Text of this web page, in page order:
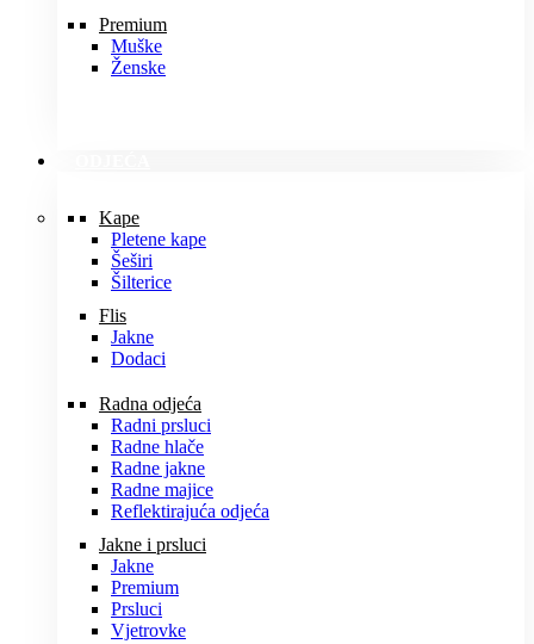
Premium
Muške
Ženske
Kape
Pletene kape
Šeširi
Šilterice
Flis
Jakne
Dodaci
Radna odjeća
Radni prsluci
Radne hlače
Radne jakne
Radne majice
Reflektirajuća odjeća
Jakne i prsluci
Jakne
Premium
Prsluci
Vjetrovke